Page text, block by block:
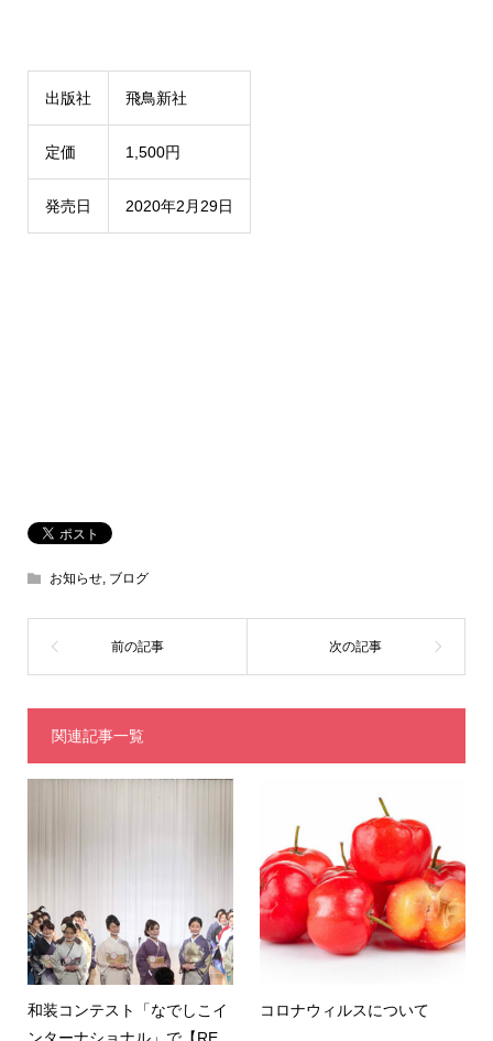
出版社 飛鳥新社
定価 1,500円
発売日 2020年2月29日
お知らせ, ブログ
関連記事一覧
和装コンテスト「なでしこイ
コロナウィルスについて